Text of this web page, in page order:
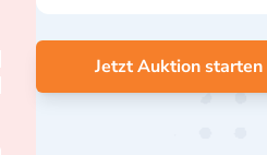
Jetzt Auktion starten